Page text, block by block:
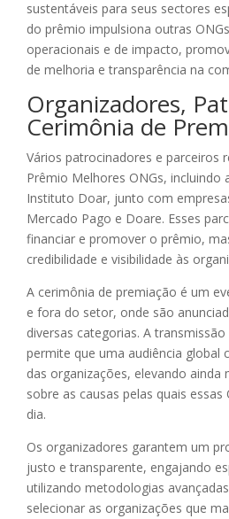
sustentáveis para seus sectores
do prêmio impulsiona outras
operacionais e de impacto,
de melhoria e transparência na
Organizadores,
Cerimônia de
Vários patrocinadores e parceiros
Prêmio Melhores ONGs, incluindo
Instituto Doar, junto com
Mercado Pago e Doare. Esses
financiar e promover o prêmio,
credibilidade e visibilidade às
A cerimônia de premiação é um
e fora do setor, onde são
diversas categorias. A
permite que uma audiência global
das organizações, elevando ainda
sobre as causas pelas quais
dia.
Os organizadores garantem um
justo e transparente, engajando
utilizando metodologias
selecionar as organizações que